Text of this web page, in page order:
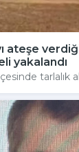
ateşe
yakalandı
tarlalık